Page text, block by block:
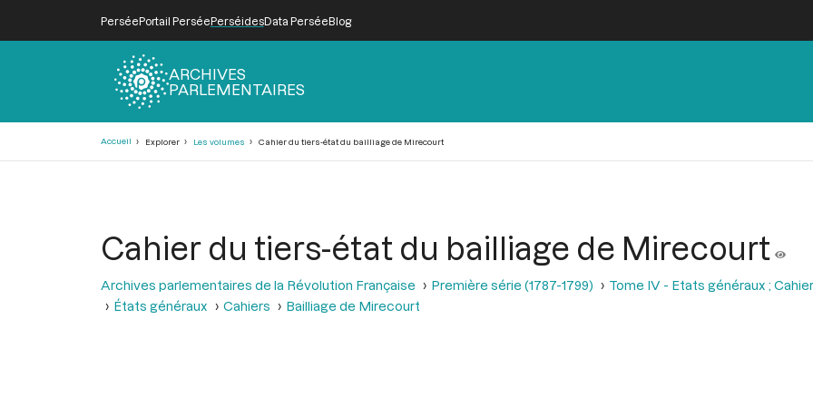
PerséePortail PerséePerséidesData PerséeBlog
ARCHIVES
PARLEMENTAIRES
Accueil Explorer Les volumes Cahier du tiers-état du bailliage de Mirecourt
Cahier du tiers-état du bailliage de Mirecourt
Archives parlementaires de la Révolution Française Première série (1787-1799)
Tome IV - Etats généraux ;
États généraux
Cahiers Bailliage de Mirecourt